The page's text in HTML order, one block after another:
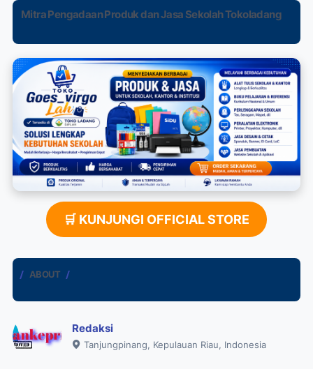
Mitra Pengadaan Produk dan Jasa Sekolah Tokoladang
🛒 KUNJUNGI OFFICIAL STORE
ABOUT
Redaksi
Tanjungpinang, Kepulauan Riau, Indonesia